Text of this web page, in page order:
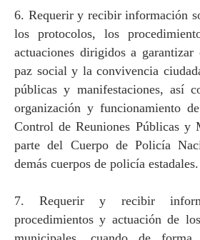
6. Requerir y recibir información
los protocolos, los
actuaciones dirigidos a
paz social y la convivencia
públicas y manifestaciones, así
organización y funcionamiento
Control de Reuniones Públicas y
parte del Cuerpo de Policía
demás cuerpos de policía estadales.
7. Requerir y recibir
procedimientos y actuación de